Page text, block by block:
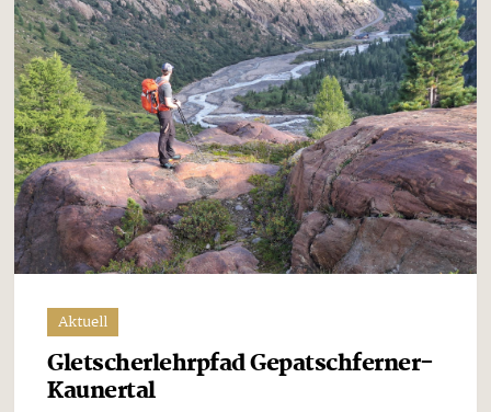
Aktuell
Gletscherlehrpfad Gepatschferner-
Kaunertal